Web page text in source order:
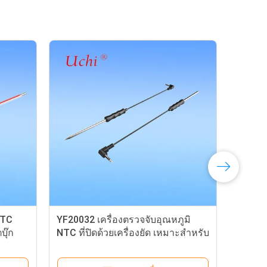
เครื่องตรวจจับอุณหภูมิ
วยเครื่องยัด เหมาะสําหรับ
LJ21028 เครื่องตรวจจับอุ
NTC แบบเชื่อมต่อ เหมาะสํ